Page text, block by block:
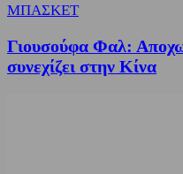
ΜΠΑΣΚΕΤ
Γιουσούφα Φαλ:
συνεχίζει στην Κίνα